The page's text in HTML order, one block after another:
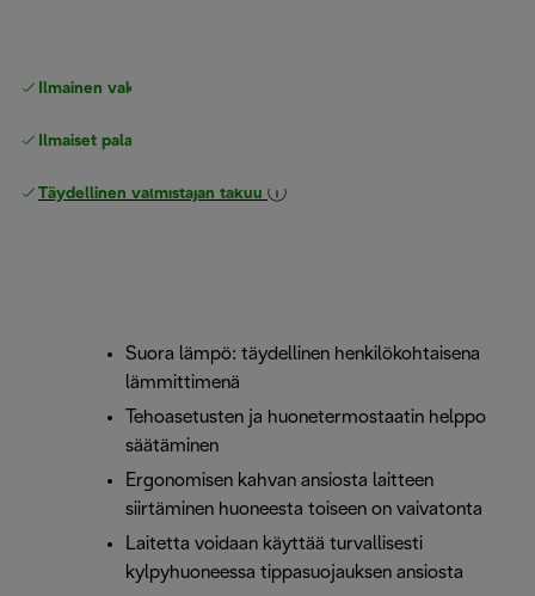
Ilmainen vakiotoimitus
Ilmaiset palautukset
Täydellinen valmistajan takuu
Suora lämpö: täydellinen henkilökohtaisena
lämmittimenä
Tehoasetusten ja huonetermostaatin helppo
säätäminen
Ergonomisen kahvan ansiosta laitteen
siirtäminen huoneesta toiseen on vaivatonta
Laitetta voidaan käyttää turvallisesti
kylpyhuoneessa tippasuojauksen ansiosta